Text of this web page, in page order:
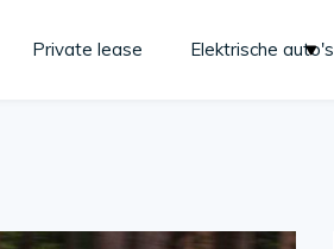
Private lease Elektrische auto's